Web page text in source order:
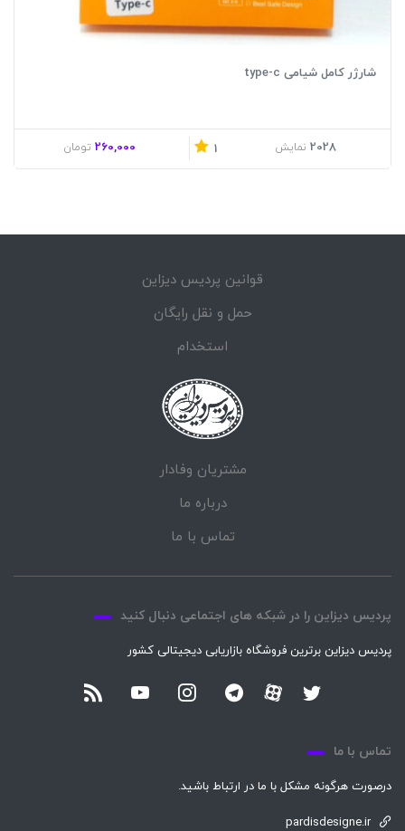
شارژر کامل شیامی type-c
2028 نمایش 1
260,000 تومان
قوانین پردیس دیزاین
حمل و نقل رایگان
استخدام
مشتریان وفادار
درباره ما
تماس با ما
پردیس دیزاین را در شبکه های اجتماعی دنبال کنید
پردیس دیزاین برترین فروشگاه بازاریابی دیجیتالی کشور
تماس با ما
درصورت هرگونه مشکل با ما در ارتباط باشید.
pardisdesigne.ir